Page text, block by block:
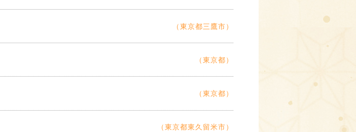
（東京都三鷹市）
（東京都）
（東京都）
（東京都東久留米市）